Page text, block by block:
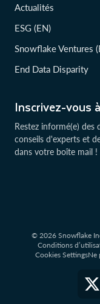
Inscrivez-vous
Restez informé(e)
conseils d'experts et
dans votre boîte mail !
Actualités
ESG (EN)
Snowflake Ventures
End Data Disparity
© 2026 Snowflake
Conditions
Cookies SettingsNe